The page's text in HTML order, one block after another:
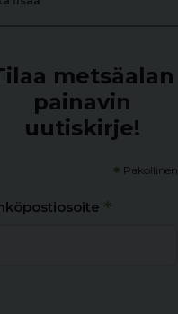
metsäalan
painavin
uutiskirje!
* Pakollinen
*